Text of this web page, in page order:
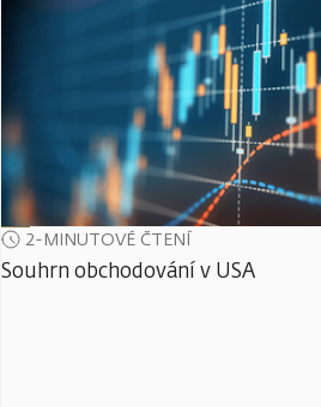
2-MINUTOVÉ ČTENÍ
Souhrn obchodování v USA